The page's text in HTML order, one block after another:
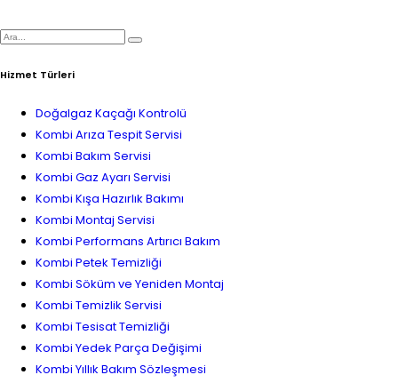
Hizmet Türleri
Doğalgaz Kaçağı Kontrolü
Kombi Arıza Tespit Servisi
Kombi Bakım Servisi
Kombi Gaz Ayarı Servisi
Kombi Kışa Hazırlık Bakımı
Kombi Montaj Servisi
Kombi Performans Artırıcı Bakım
Kombi Petek Temizliği
Kombi Söküm ve Yeniden Montaj
Kombi Temizlik Servisi
Kombi Tesisat Temizliği
Kombi Yedek Parça Değişimi
Kombi Yıllık Bakım Sözleşmesi